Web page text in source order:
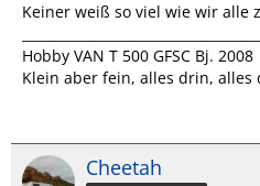
Keiner weiß so viel wie wir alle
Hobby VAN T 500 GFSC Bj. 2008
Klein aber fein, alles drin, alles
Cheetah